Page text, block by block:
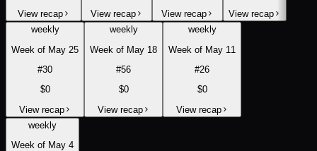
View recap
View recap
View recap
View recap
weekly
Week of May 25
#30
$0
View recap
weekly
Week of May 18
#56
$0
View recap
weekly
Week of May 11
#26
$0
View recap
weekly
Week of May 4